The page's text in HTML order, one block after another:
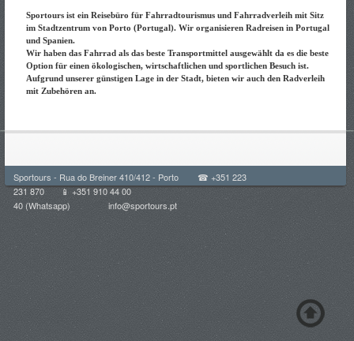
Sportours ist ein Reisebüro für Fahrradtourismus und Fahrradverleih mit Sitz
im Stadtzentrum von Porto (Portugal). Wir organisieren Radreisen in Portugal
und Spanien.
Wir haben das Fahrrad als das beste Transportmittel ausgewählt da es die beste
Option für einen ökologischen, wirtschaftlichen und sportlichen Besuch ist.
Aufgrund unserer günstigen Lage in der Stadt, bieten wir auch den Radverleih
mit Zubehören an.
Sportours - Rua do Breiner 410/412 - Porto ☎ +351 223
231 870 📱 +351 910 44 00
40 (Whatsapp) info@sportours.pt